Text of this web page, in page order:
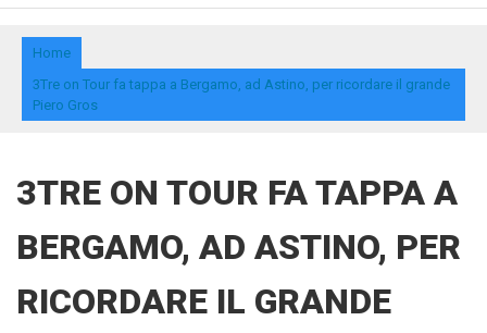
Home
3Tre on Tour fa tappa a Bergamo, ad Astino, per ricordare il grande
Piero Gros
3TRE ON TOUR FA TAPPA A
BERGAMO, AD ASTINO, PER
RICORDARE IL GRANDE